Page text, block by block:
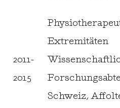
2011-
2015
Extremitäten
Schweiz,